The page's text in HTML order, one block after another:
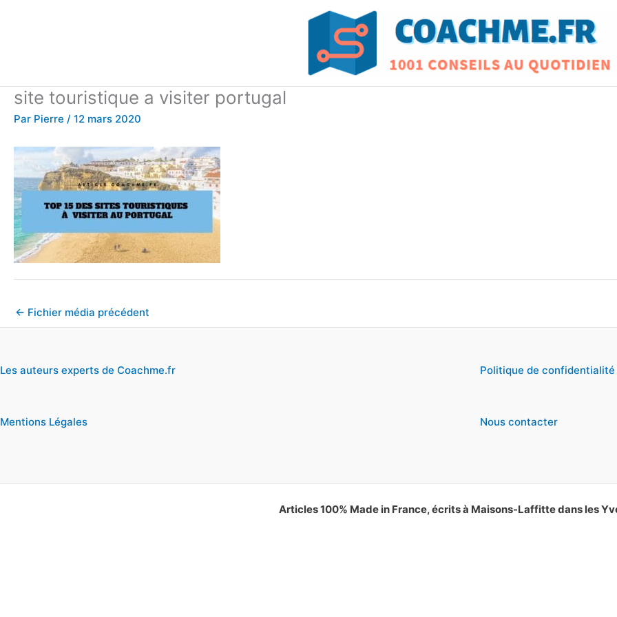
site touristique a visiter portugal
Par Pierre / 12 mars 2020
← Fichier média précédent
Les auteurs experts de Coachme.fr
Mentions Légales
Politique de confidentialité
Nous contacter
Articles 100% Made in France, écrits à Maisons-Laffitte dans les